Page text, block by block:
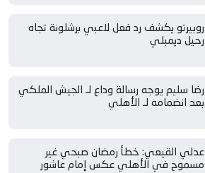
روبيرتو يكشف رد فعل لاعبي برشلونة تجاه
رحيل ديمبلي
رضا سليم يوجه رسالة وداع لـ الجيش الملكي
بعد انضمامه لـ الأهلي
عدلي القيعي: خطأ رمضان صبحي غير
مسموح في الأهلي عكس إمام عاشور